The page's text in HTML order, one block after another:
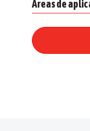
Áreas de